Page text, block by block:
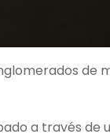
de
a través de